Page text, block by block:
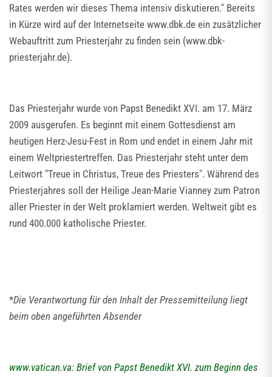
Rates werden wir dieses Thema intensiv diskutieren." Bereits
in Kürze wird auf der Internetseite www.dbk.de ein zusätzlicher
Webauftritt zum Priesterjahr zu finden sein (www.dbk-
priesterjahr.de).
Das Priesterjahr wurde von Papst Benedikt XVI. am 17. März
2009 ausgerufen. Es beginnt mit einem Gottesdienst am
heutigen Herz-Jesu-Fest in Rom und endet in einem Jahr mit
einem Weltpriestertreffen. Das Priesterjahr steht unter dem
Leitwort "Treue in Christus, Treue des Priesters". Während des
Priesterjahres soll der Heilige Jean-Marie Vianney zum Patron
aller Priester in der Welt proklamiert werden. Weltweit gibt es
rund 400.000 katholische Priester.
*Die Verantwortung für den Inhalt der Pressemitteilung liegt
beim oben angeführten Absender
www.vatican.va: Brief von Papst Benedikt XVI. zum Beginn des